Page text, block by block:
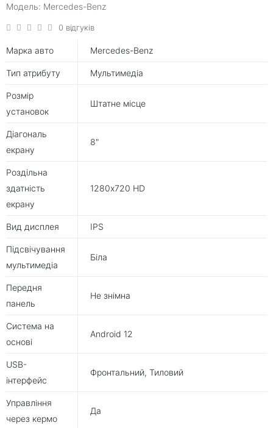
Модель: Mercedes-Benz
0 відгуків
Марка авто Mercedes-Benz
Тип атрибуту Мультимедіа
Розмір
установок
Штатне місце
Діагональ
екрану
8"
Роздільна
здатність
екрану
1280х720 HD
Вид дисплея IPS
Підсвічування
мультимедіа
Біла
Передня
панель
Не знімна
Система на
основі
Android 12
USB-
інтерфейс
Фронтальний, Тиловий
Управління
через кермо
Да